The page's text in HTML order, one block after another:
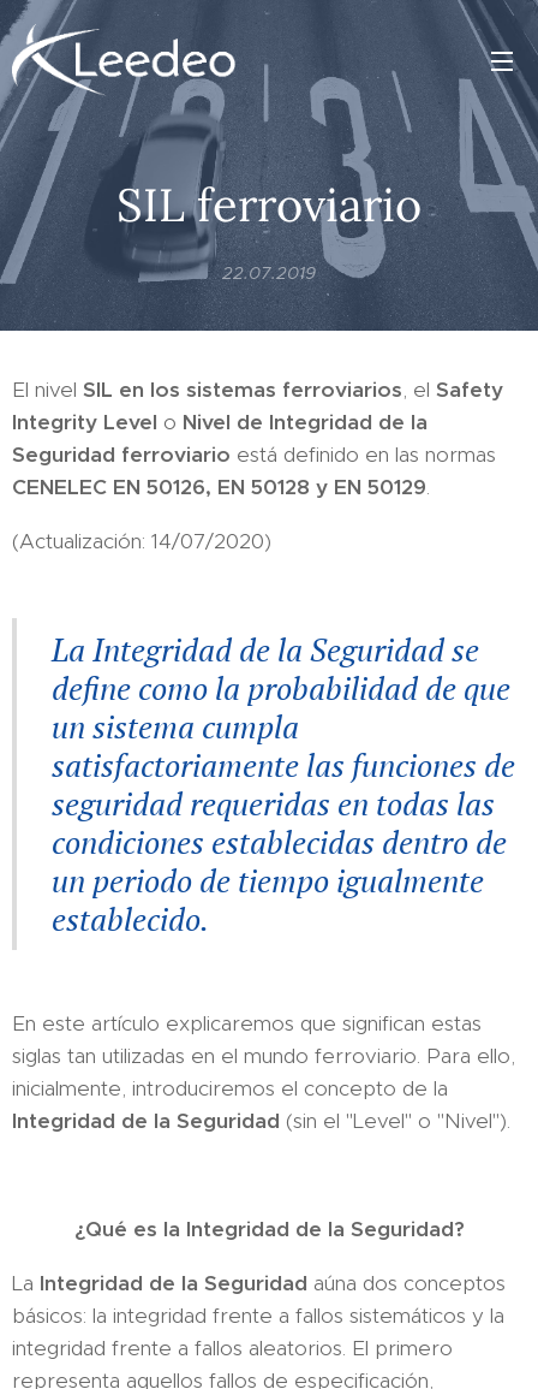
SIL ferroviario
22.07.2019
El nivel SIL en los sistemas ferroviarios, el Safety
Integrity Level o Nivel de Integridad de la
Seguridad ferroviario está definido en las normas
CENELEC EN 50126, EN 50128 y EN 50129.
(Actualización: 14/07/2020)
La Integridad de la Seguridad se
define como la probabilidad de que
un sistema cumpla
satisfactoriamente las funciones de
seguridad requeridas en todas las
condiciones establecidas dentro de
un periodo de tiempo igualmente
establecido.
En este artículo explicaremos que significan estas
siglas tan utilizadas en el mundo ferroviario. Para ello,
inicialmente, introduciremos el concepto de la
Integridad de la Seguridad (sin el "Level" o "Nivel").
¿Qué es la Integridad de la Seguridad?
La Integridad de la Seguridad aúna dos conceptos
básicos: la integridad frente a fallos sistemáticos y la
integridad frente a fallos aleatorios. El primero
representa aquellos fallos de especificación,